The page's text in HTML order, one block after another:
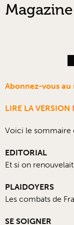
Abonnez-vous au
LIRE LA VERSION
Voici le sommaire
EDITORIAL
Et si on
PLAIDOYERS
Les combats de
SE SOIGNER